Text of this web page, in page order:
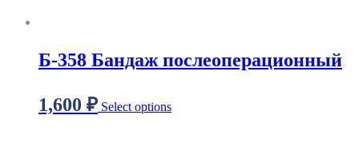
Б-358 Бандаж послеоперационный
1,600 ₽ Select options